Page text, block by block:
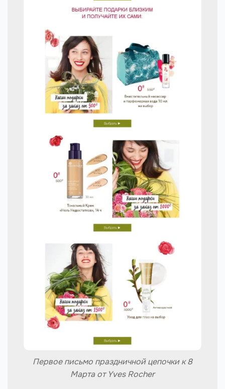
Первое письмо праздничной цепочки к 8
Марта от Yves Rocher